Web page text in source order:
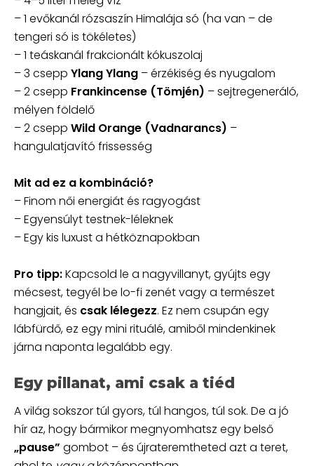
– 1 evőkanál rózsaszín Himalája só (ha van – de
tengeri só is tökéletes)
– 1 teáskanál frakcionált kókuszolaj
– 3 csepp Ylang Ylang – érzékiség és nyugalom
– 2 csepp Frankincense (Tömjén) – sejtregeneráló,
mélyen földelő
– 2 csepp Wild Orange (Vadnarancs) –
hangulatjavító frissesség
Mit ad ez a kombináció?
– Finom női energiát és ragyogást
– Egyensúlyt testnek-léleknek
– Egy kis luxust a hétköznapokban
Pro tipp:Kapcsold le a nagyvillanyt, gyújts egy
mécsest, tegyél be lo-fi zenét vagy a természet
hangjait, és csak lélegezz. Ez nem csupán egy
lábfürdő, ez egy mini rituálé, amiből mindenkinek
járna naponta legalább egy.
Egy pillanat, ami csak a tiéd
A világ sokszor túl gyors, túl hangos, túl sok. De a jó
hír az, hogy bármikor megnyomhatsz egy belső
„pause” gombot – és újrateremtheted azt a teret,